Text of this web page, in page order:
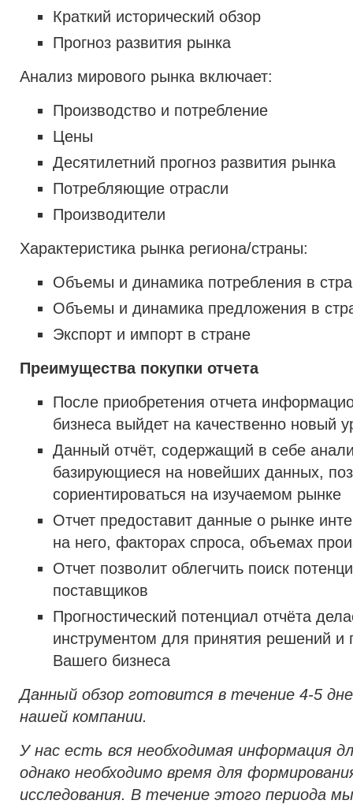
Краткий исторический обзор
Прогноз развития рынка
Анализ мирового рынка включает:
Производство и потребление
Цены
Десятилетний прогноз развития рынка
Потребляющие отрасли
Производители
Характеристика рынка региона/страны:
Объемы и динамика потребления в
Объемы и динамика предложения в
Экспорт и импорт в стране
Преимущества покупки отчета
После приобретения отчета
бизнеса выйдет на качественно новый
Данный отчёт, содержащий в себе
базирующиеся на новейших данных,
сориентироваться на изучаемом рынке
Отчет предоставит данные о рынке
на него, факторах спроса, объемах
Отчет позволит облегчить поиск
поставщиков
Прогностический потенциал отчёта
инструментом для принятия решений и
Вашего бизнеса
Данный обзор готовится в течение 4-5
нашей компании.
У нас есть вся необходимая информация
однако необходимо время для
исследования. В течение этого периода